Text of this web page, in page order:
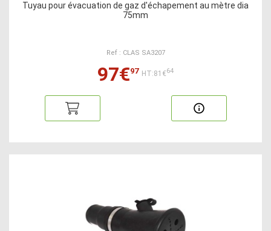
Tuyau pour évacuation de gaz d'échapement au mètre dia
75mm
Ref : CLAS SA3207
97€97 HT:81€64